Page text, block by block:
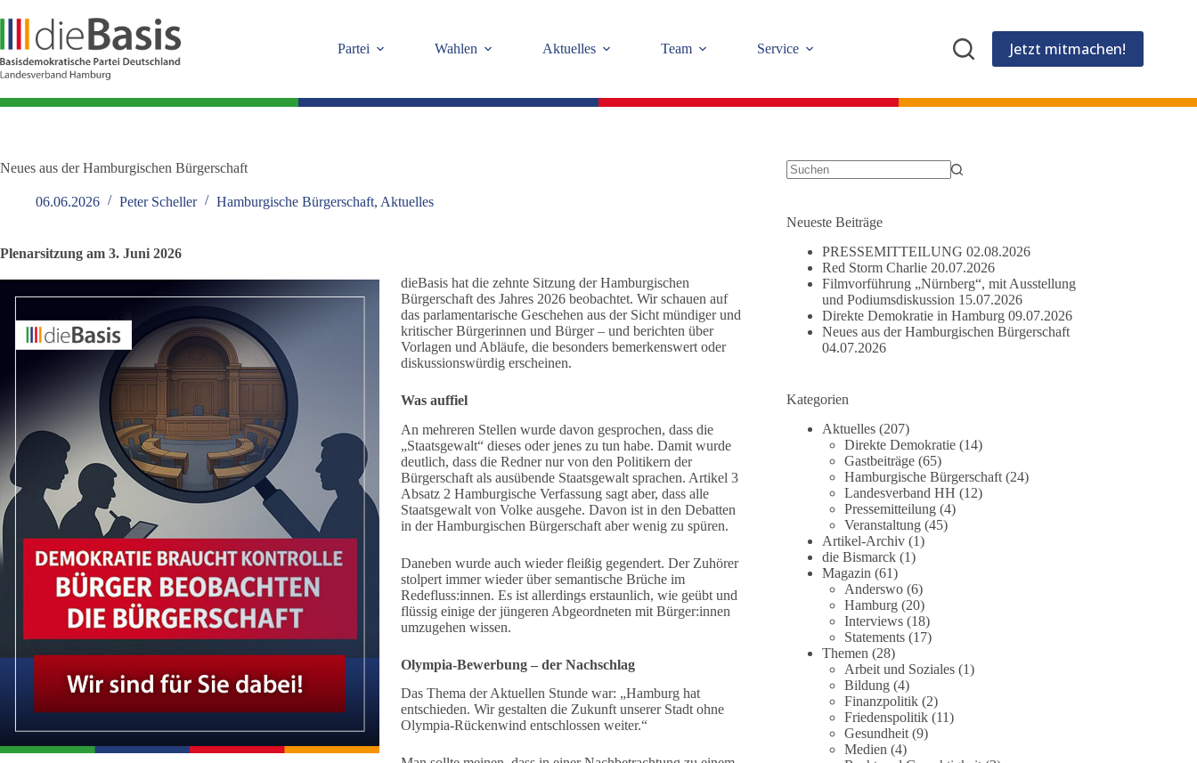
Inhalt
springen
Partei Wahlen Aktuelles Team Service Jetzt mitmachen!
Neues aus der Hamburgischen Bürgerschaft
06.06.2026 Peter Scheller Hamburgische Bürgerschaft, Aktuelles
Plenarsitzung am 3. Juni 2026
dieBasis hat die zehnte Sitzung der Hamburgischen
Bürgerschaft des Jahres 2026 beobachtet. Wir schauen auf
das parlamentarische Geschehen aus der Sicht mündiger und
kritischer Bürgerinnen und Bürger – und berichten über
Vorlagen und Abläufe, die besonders bemerkenswert oder
diskussionswürdig erscheinen.
Was auffiel
An mehreren Stellen wurde davon gesprochen, dass die
„Staatsgewalt“ dieses oder jenes zu tun habe. Damit wurde
deutlich, dass die Redner nur von den Politikern der
Bürgerschaft als ausübende Staatsgewalt sprachen. Artikel 3
Absatz 2 Hamburgische Verfassung sagt aber, dass alle
Staatsgewalt von Volke ausgehe. Davon ist in den Debatten
in der Hamburgischen Bürgerschaft aber wenig zu spüren.
Daneben wurde auch wieder fleißig gegendert. Der Zuhörer
stolpert immer wieder über semantische Brüche im
Redefluss:innen. Es ist allerdings erstaunlich, wie geübt und
flüssig einige der jüngeren Abgeordneten mit Bürger:innen
umzugehen wissen.
Olympia-Bewerbung – der Nachschlag
Das Thema der Aktuellen Stunde war: „Hamburg hat
entschieden. Wir gestalten die Zukunft unserer Stadt ohne
Olympia-Rückenwind entschlossen weiter.“
Neueste Beiträge
PRESSEMITTEILUNG 02.08.2026
Red Storm Charlie 20.07.2026
Filmvorführung „Nürnberg“, mit Ausstellung
und Podiumsdiskussion 15.07.2026
Direkte Demokratie in Hamburg 09.07.2026
Neues aus der Hamburgischen Bürgerschaft
04.07.2026
Kategorien
Aktuelles (207)
Direkte Demokratie (14)
Gastbeiträge (65)
Hamburgische Bürgerschaft (24)
Landesverband HH (12)
Pressemitteilung (4)
Veranstaltung (45)
Artikel-Archiv (1)
die Bismarck (1)
Magazin (61)
Anderswo (6)
Hamburg (20)
Interviews (18)
Statements (17)
Themen (28)
Arbeit und Soziales (1)
Bildung (4)
Finanzpolitik (2)
Friedenspolitik (11)
Gesundheit (9)
Medien (4)